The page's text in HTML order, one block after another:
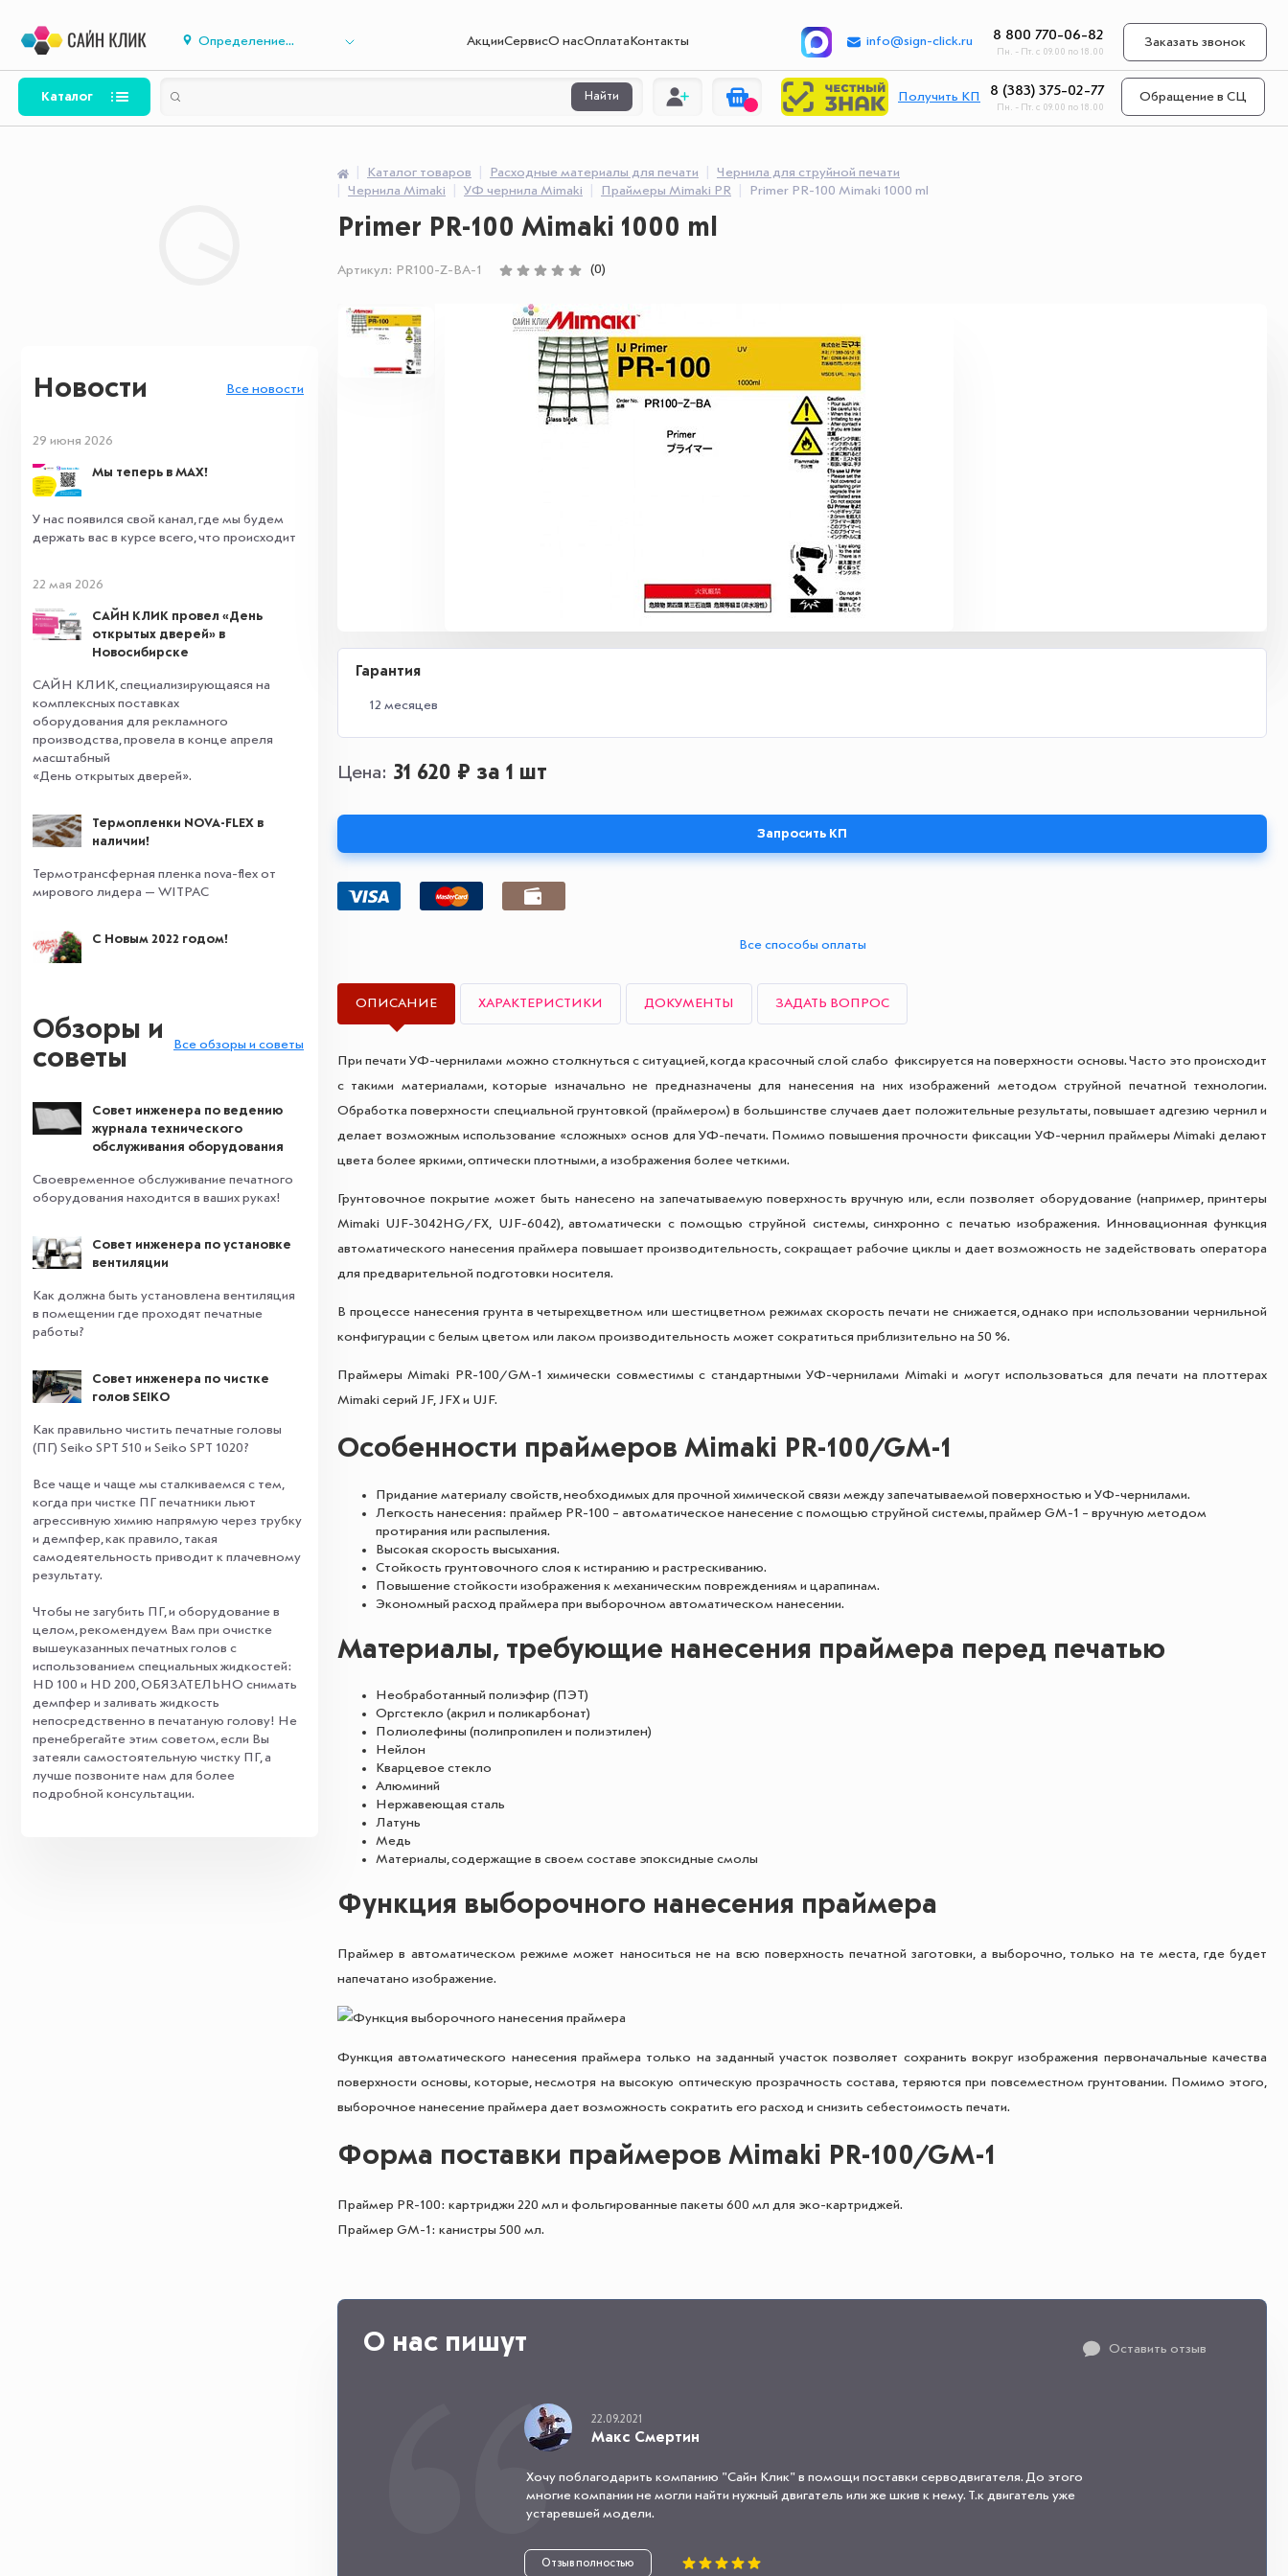
Определение... АкцииСервисО насОплата Контакты info@sign-click.ru 8 800 770-06-82
Пн. - Пт. с 09.00 по 18.00
Заказать звонок
Каталог Найти Получить КП 8 (383) 375-02-77
Пн. - Пт. с 09.00 по 18.00
Обращение в СЦ
Новости Все новости
29 июня 2026
Мы теперь в MAX!
У нас появился свой канал, где мы будем
держать вас в курсе всего, что происходит
22 мая 2026
САЙН КЛИК провел «День
открытых дверей» в
Новосибирске
САЙН КЛИК, специализирующаяся на
комплексных поставках
оборудования для рекламного
производства, провела в конце апреля
масштабный
«День открытых дверей».
Термопленки NOVA-FLEX в
наличии!
Термотрансферная пленка nova-flex от
мирового лидера — WITPAC
С Новым 2022 годом!
Обзоры и
советы
Все обзоры и советы
Совет инженера по ведению
журнала технического
обслуживания оборудования
Своевременное обслуживание печатного
оборудования находится в ваших руках!
Совет инженера по установке
вентиляции
Как должна быть установлена вентиляция
в помещении где проходят печатные
работы?
Совет инженера по чистке
голов SEIKO
Как правильно чистить печатные головы
(ПГ) Seiko SPT 510 и Seiko SPT 1020?
Все чаще и чаще мы сталкиваемся с тем,
когда при чистке ПГ печатники льют
агрессивную химию напрямую через трубку
и демпфер, как правило, такая
самодеятельность приводит к плачевному
результату.
Чтобы не загубить ПГ, и оборудование в
целом, рекомендуем Вам при очистке
вышеуказанных печатных голов с
использованием специальных жидкостей:
HD 100 и HD 200, ОБЯЗАТЕЛЬНО снимать
демпфер и заливать жидкость
непосредственно в печатаную голову! Не
пренебрегайте этим советом, если Вы
затеяли самостоятельную чистку ПГ, а
лучше позвоните нам для более
подробной консультации.
Каталог товаров Расходные материалы для печати
Чернила для струйной печати
Чернила Mimaki
УФ чернила Mimaki Праймеры Mimaki PR Primer PR-100 Mimaki 1000 ml
Primer PR-100 Mimaki 1000 ml
Артикул: PR100-Z-BA-1 (0)
Гарантия
12 месяцев
Цена 31 620 ₽ за 1 шт
Запросить КП
Все способы оплаты
ОПИСАНИЕ ХАРАКТЕРИСТИКИ ДОКУМЕНТЫ ЗАДАТЬ ВОПРОС
При печати УФ-чернилами можно столкнуться с ситуацией, когда красочный слой слабо фиксируется на поверхности основы. Часто это происходит
с такими материалами, которые изначально не предназначены для нанесения на них изображений методом струйной печатной технологии.
Обработка поверхности специальной грунтовкой (праймером) в большинстве случаев дает положительные результаты, повышает адгезию чернил и
делает возможным использование «сложных» основ для УФ-печати. Помимо повышения прочности фиксации УФ-чернил праймеры Mimaki делают
цвета более яркими, оптически плотными, а изображения более четкими.
Грунтовочное покрытие может быть нанесено на запечатываемую поверхность вручную или, если позволяет оборудование (например, принтеры
Mimaki UJF-3042HG/FX, UJF-6042), автоматически с помощью струйной системы, синхронно с печатью изображения. Инновационная функция
автоматического нанесения праймера повышает производительность, сокращает рабочие циклы и дает возможность не задействовать оператора
для предварительной подготовки носителя.
В процессе нанесения грунта в четырехцветном или шестицветном режимах скорость печати не снижается, однако при использовании чернильной
конфигурации с белым цветом или лаком производительность может сократиться приблизительно на 50 %.
Праймеры Mimaki PR-100/GM-1 химически совместимы с стандартными УФ-чернилами Mimaki и могут использоваться для печати на плоттерах
Mimaki серий JF, JFX и UJF.
Особенности праймеров Mimaki PR-100/GM-1
Придание материалу свойств, необходимых для прочной химической связи между запечатываемой поверхностью и УФ-чернилами.
Легкость нанесения: праймер PR-100 – автоматическое нанесение с помощью струйной системы, праймер GM-1 – вручную методом
протирания или распыления.
Высокая скорость высыхания.
Стойкость грунтовочного слоя к истиранию и растрескиванию.
Повышение стойкости изображения к механическим повреждениям и царапинам.
Экономный расход праймера при выборочном автоматическом нанесении.
Материалы, требующие нанесения праймера перед печатью
Необработанный полиэфир (ПЭТ)
Оргстекло (акрил и поликарбонат)
Полиолефины (полипропилен и полиэтилен)
Нейлон
Кварцевое стекло
Алюминий
Нержавеющая сталь
Латунь
Медь
Материалы, содержащие в своем составе эпоксидные смолы
Функция выборочного нанесения праймера
Праймер в автоматическом режиме может наноситься не на всю поверхность печатной заготовки, а выборочно, только на те места, где будет
напечатано изображение.
Функция автоматического нанесения праймера только на заданный участок позволяет сохранить вокруг изображения первоначальные качества
поверхности основы, которые, несмотря на высокую оптическую прозрачность состава, теряются при повсеместном грунтовании. Помимо этого,
выборочное нанесение праймера дает возможность сократить его расход и снизить себестоимость печати.
Форма поставки праймеров Mimaki PR-100/GM-1
Праймер PR-100: картриджи 220 мл и фольгированные пакеты 600 мл для эко-картриджей.
Праймер GM-1: канистры 500 мл.
О нас пишут Оставить отзыв
22.09.2021
Макс Смертин
Хочу поблагодарить компанию "Сайн Клик" в помощи поставки серводвигателя. До этого
многие компании не могли найти нужный двигатель или же шкив к нему. Т.к двигатель уже
устаревшей модели.
Отзыв полностью